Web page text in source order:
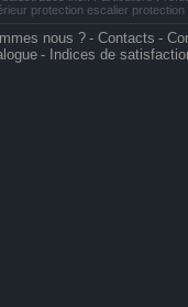
protection escalier
nous ? - Contacts -
- Indices de